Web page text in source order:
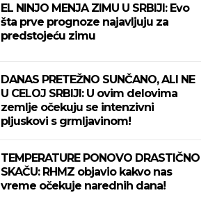
EL NINJO MENJA ZIMU U SRBIJI: Evo
šta prve prognoze najavljuju za
predstojeću zimu
DANAS PRETEŽNO SUNČANO, ALI NE
U CELOJ SRBIJI: U ovim delovima
zemlje očekuju se intenzivni
pljuskovi s grmljavinom!
TEMPERATURE PONOVO DRASTIČNO
SKAČU: RHMZ objavio kakvo nas
vreme očekuje narednih dana!